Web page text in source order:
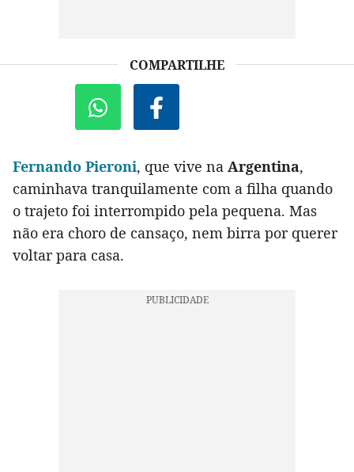
COMPARTILHE
Fernando Pieroni, que vive na Argentina,
caminhava tranquilamente com a filha quando
o trajeto foi interrompido pela pequena. Mas
não era choro de cansaço, nem birra por querer
voltar para casa.